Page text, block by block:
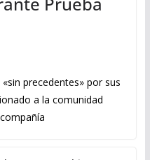
precedentes» por sus
a la comunidad